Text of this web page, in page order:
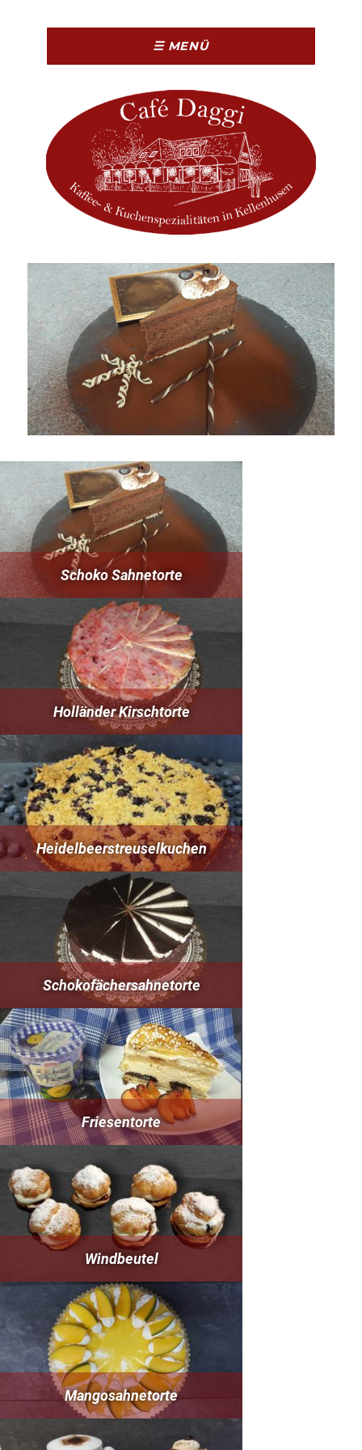
☰ MENÜ
Schoko Sahnetorte
Holländer Kirschtorte
Heidelbeerstreuselkuchen
Schokofächersahnetorte
Friesentorte
Windbeutel
Mangosahnetorte